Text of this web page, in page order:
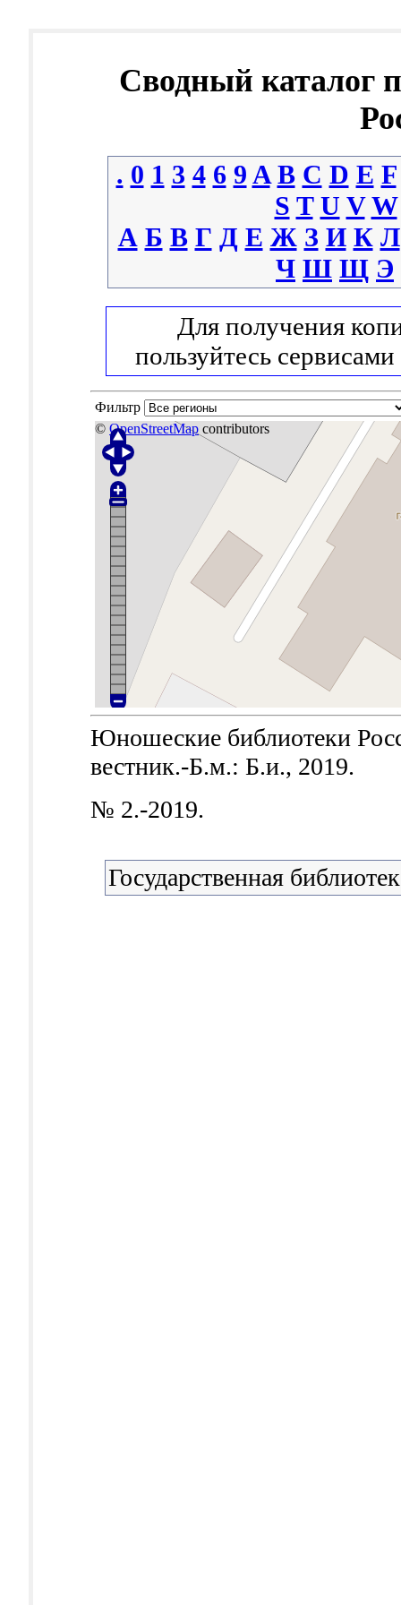
Сводный каталог
. 0 1 3 4 6 9 A B C D E F
S T U V W
А Б В Г Д Е Ж З И К Л
Ч Ш Щ Э
Для получения
пользуйтесь сервисами
Фильтр
© OpenStreetMap contributors
Юношеские библиотеки
вестник.-Б.м.: Б.и., 2019.
№ 2.-2019.
Государственная